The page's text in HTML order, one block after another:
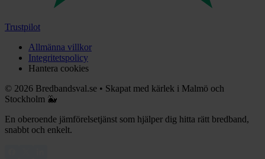
Trustpilot
Allmänna villkor
Integritetspolicy
Hantera cookies
© 2026 Bredbandsval.se • Skapat med kärlek i Malmö och
Stockholm 🐳
En oberoende jämförelsetjänst som hjälper dig hitta rätt bredband,
snabbt och enkelt.